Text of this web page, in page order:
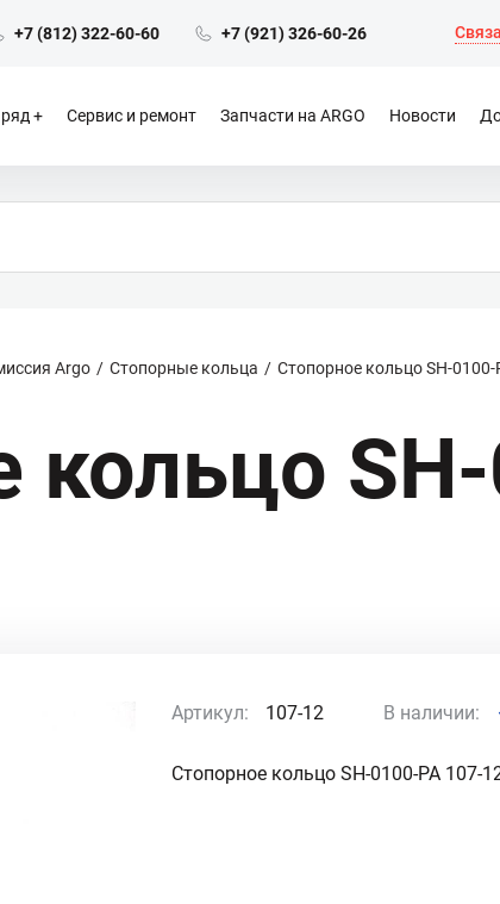
+7 (812) 322-60-60 +7 (921) 326-60-26
Сервис и ремонт Запчасти на ARGO Новости
Argo Стопорные кольца Стопорное кольцо SH-0100-
кольцо
Артикул: 107-12 В наличии:
Стопорное кольцо SH-0100-PA 107-